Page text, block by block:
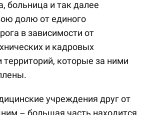
больница и так далее
долю от единого
в зависимости от
и кадровых
которые за ними
учреждения друг от
– большая часть находится